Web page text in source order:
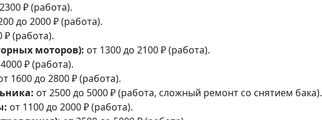
₽ (работа).
до 2000 ₽ (работа).
₽ (работа).
моторов): от 1300 до 2100 ₽ (работа).
₽ (работа).
1600 до 2800 ₽ (работа).
от 2500 до 5000 ₽ (работа, сложный ремонт со снятием бака).
от 1100 до 2000 ₽ (работа).